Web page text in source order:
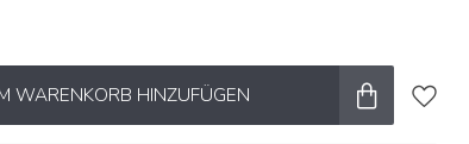
WARENKORB HINZUFÜGEN